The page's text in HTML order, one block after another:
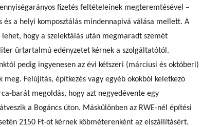
fizetés feltételeinek megteremtésével –
a helyi komposztálás mindennapivá válása mellett. A
hogy a szelektálás után megmaradt szemét
ûrtartalmú edényzetet kérnek a szolgáltatótól.
pedig ingyenesen az évi kétszeri (márciusi és októberi)
Felújítás, építkezés vagy egyéb okokból keletkezõ
barát megoldás, hogy azt negyedévente egy
a Bogáncs úton. Máskülönben az RWE-nél építési
2150 Ft-ot kérnek köbméterenként az elszállításért.